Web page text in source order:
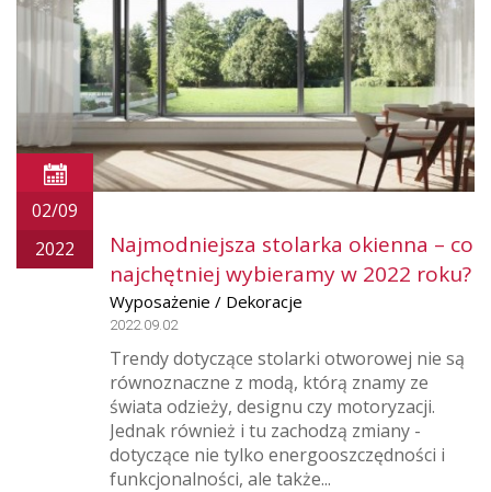
02/09
2022
Najmodniejsza stolarka okienna – co
najchętniej wybieramy w 2022 roku?
Wyposażenie / Dekoracje
2022.09.02
Trendy dotyczące stolarki otworowej nie są
równoznaczne z modą, którą znamy ze
świata odzieży, designu czy motoryzacji.
Jednak również i tu zachodzą zmiany -
dotyczące nie tylko energooszczędności i
funkcjonalności, ale także...